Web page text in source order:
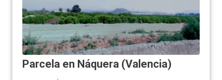
Parcela en Náquera (Valencia)